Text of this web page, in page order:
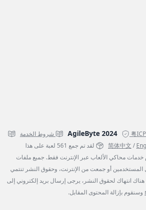
粤
شروط الخدمة
简体中文 /
لقد تم جمع 561 لعبة على هذا
خدمات محاكي الألعاب عبر الإنترنت فقط. جميع ملفات
المستخدمين أو جمعت من الإنترنت، وحقوق النشر تنتمي
هناك انتهاك لحقوق النشر، يرجى إرسال بريد إلكتروني إلى
وسنقوم بإزالة المحتوى المقابل.